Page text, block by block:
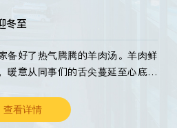
冬至
备好了热气腾腾的羊肉汤。羊肉鲜
暖意从同事们的舌尖蔓延至心底。
查看详情